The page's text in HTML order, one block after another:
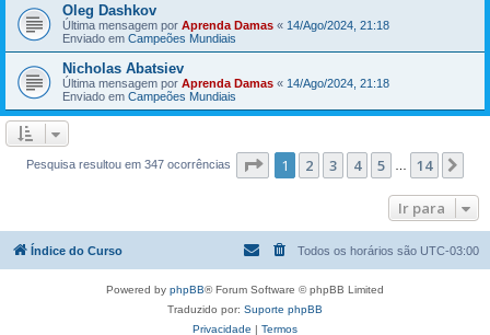
Oleg Dashkov
Última mensagem por Aprenda Damas « 14/Ago/2024, 21:18
Enviado em Campeões Mundiais
Nicholas Abatsiev
Última mensagem por Aprenda Damas « 14/Ago/2024, 21:18
Enviado em Campeões Mundiais
Pesquisa resultou em 347 ocorrências Página de 14
1 2 3 4 5 14
Ir para
Índice do Curso Todos os horários são UTC-03:00
Powered by phpBB® Forum Software © phpBB Limited
Traduzido por: Suporte phpBB
Privacidade | Termos